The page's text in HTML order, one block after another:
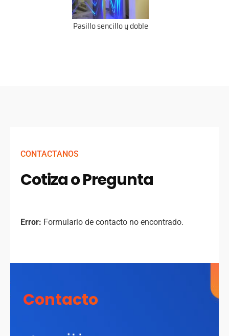
Pasillo sencillo y doble
CONTACTANOS
Cotiza o Pregunta
Error: Formulario de contacto no encontrado.
Contacto